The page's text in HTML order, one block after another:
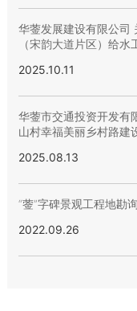
华蓥发展建设有限公司
（宋韵大道片区）给
2025.10.11
华蓥市交通投资开发有
山村幸福美丽乡村路建
2025.08.13
“蓥”字碑景观工程地勘
2022.09.26